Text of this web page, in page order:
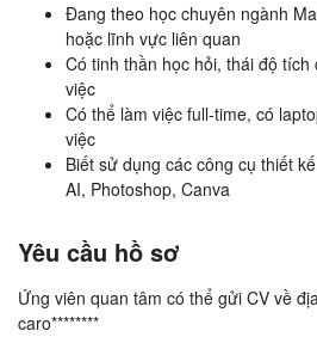
Đang theo học chuyên ngành
hoặc lĩnh vực liên quan
Có tinh thần học hỏi, thái độ
việc
Có thể làm việc full-time, có
việc
Biết sử dụng các công cụ thiết
AI, Photoshop, Canva
Yêu cầu hồ sơ
Ứng viên quan tâm có thể gửi CV về
caro********